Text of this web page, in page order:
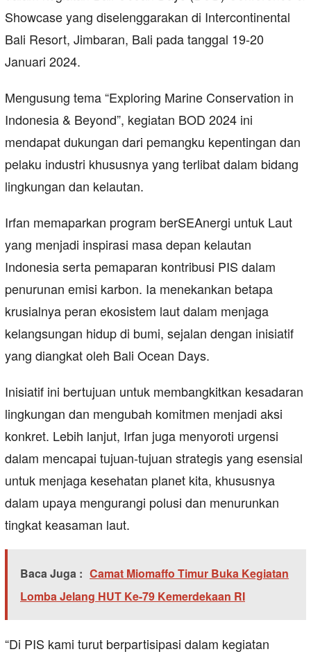
Showcase yang diselenggarakan di Intercontinental
Bali Resort, Jimbaran, Bali pada tanggal 19-20
Januari 2024.
Mengusung tema “Exploring Marine Conservation in
Indonesia & Beyond”, kegiatan BOD 2024 ini
mendapat dukungan dari pemangku kepentingan dan
pelaku industri khususnya yang terlibat dalam bidang
lingkungan dan kelautan.
Irfan memaparkan program berSEAnergi untuk Laut
yang menjadi inspirasi masa depan kelautan
Indonesia serta pemaparan kontribusi PIS dalam
penurunan emisi karbon. Ia menekankan betapa
krusialnya peran ekosistem laut dalam menjaga
kelangsungan hidup di bumi, sejalan dengan inisiatif
yang diangkat oleh Bali Ocean Days.
Inisiatif ini bertujuan untuk membangkitkan kesadaran
lingkungan dan mengubah komitmen menjadi aksi
konkret. Lebih lanjut, Irfan juga menyoroti urgensi
dalam mencapai tujuan-tujuan strategis yang esensial
untuk menjaga kesehatan planet kita, khususnya
dalam upaya mengurangi polusi dan menurunkan
tingkat keasaman laut.
Baca Juga : Camat Miomaffo Timur Buka Kegiatan
Lomba Jelang HUT Ke-79 Kemerdekaan RI
“Di PIS kami turut berpartisipasi dalam kegiatan